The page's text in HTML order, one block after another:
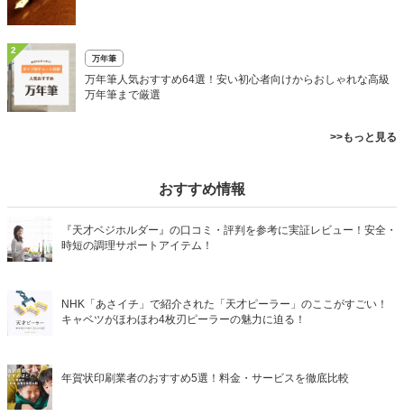
2
万年筆
万年筆人気おすすめ64選！安い初心者向けからおしゃれな高級
万年筆まで厳選
>>もっと見る
おすすめ情報
『天才ベジホルダー』の口コミ・評判を参考に実証レビュー！安全・
時短の調理サポートアイテム！
NHK「あさイチ」で紹介された「天才ピーラー」のここがすごい！
キャベツがほわほわ4枚刃ピーラーの魅力に迫る！
年賀状印刷業者のおすすめ5選！料金・サービスを徹底比較